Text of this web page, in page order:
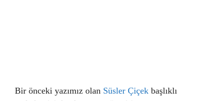
Bir önceki yazımız olan Süsler Çiçek başlıklı